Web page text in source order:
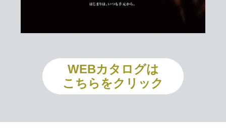
WEBカタログは
こちらをクリック